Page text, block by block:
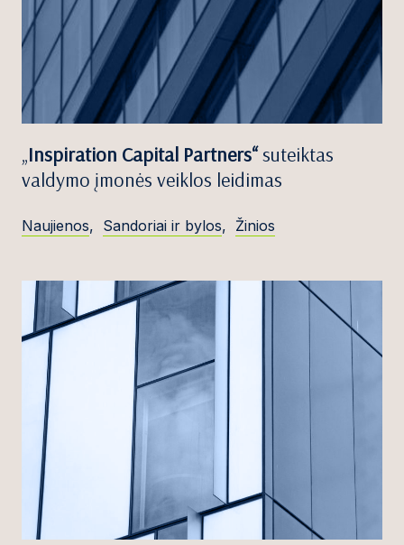
„Inspiration Capital Partners“suteiktas
valdymo įmonės veiklos leidimas
Naujienos, Sandoriai ir bylos, Žinios